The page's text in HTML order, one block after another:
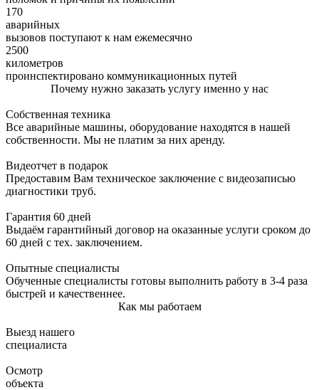
170
аварийных
вызовов поступают к нам ежемесячно
2500
километров
проинспектировано коммуникационных путей
Почему нужно заказать услугу именно у нас
Собственная техника
Все аварийные машины, оборудование находятся в нашей
собственности. Мы не платим за них аренду.
Видеотчет в подарок
Предоставим Вам техническое заключение с видеозаписью
диагностики труб.
Гарантия 60 дней
Выдаём гарантийный договор на оказанные услуги сроком до
60 дней с тех. заключением.
Опытные специалисты
Обученные специалисты готовы выполнить работу в 3-4 раза
быстрей и качественнее.
Как мы работаем
Выезд нашего
специалиста
Осмотр
объекта